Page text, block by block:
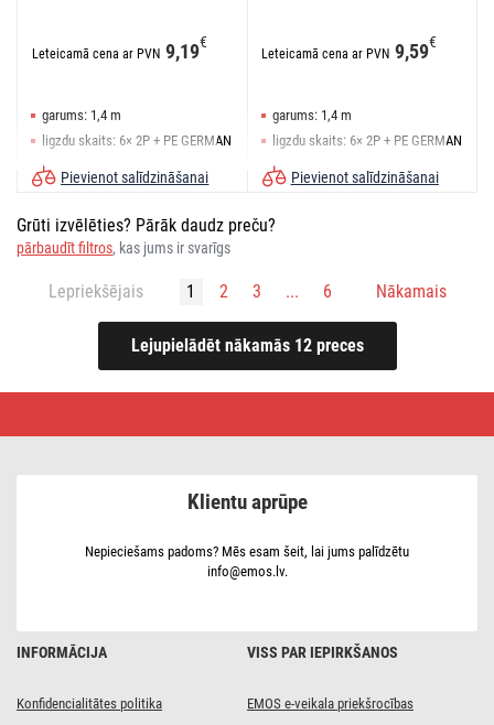
Leteicamā cena ar PVN 9,19€
garums: 1,4 m
ligzdu skaits: 6× 2P + PE GERMAN
slēdzis: nē
Pievienot salīdzināšanai
Leteicamā cena ar PVN 9,59€
garums: 1,4 m
ligzdu skaits: 6× 2P + PE GERMAN
slēdzis: jā
Pievienot salīdzināšanai
Grūti izvēlēties? Pārāk daudz preču?
pārbaudīt filtros, kas jums ir svarīgs
Lepriekšējais 1 2 3 ... 6 Nākamais
INFORMĀCIJA
Konfidencialitātes politika
VISS PAR IEPIRKŠANOS
EMOS e-veikala priekšrocības
Klientu aprūpe
Nepieciešams padoms? Mēs esam šeit, lai jums palīdzētu
info@emos.lv.